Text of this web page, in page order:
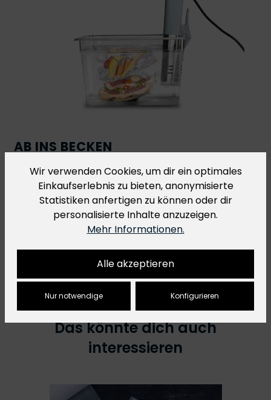
AB INS BECKEN
GEEIGNET FÜR SOUS-VIDE
R-Vac Vakuumbeutel eignen sich perfekt für die
Sous-Vide Küche. Bei Sous-Vide Gerichten, die bei
einer Temperatur von über 70 °C für mehr als 2
Stunden gegart werden, empfehlen wir dir
Das könnte dich auch
interessieren
Wir verwenden Cookies, um dir ein optimales
Einkaufserlebnis zu bieten, anonymisierte
Statistiken anfertigen zu können oder dir
personalisierte Inhalte anzuzeigen.
Mehr Informationen.
Alle akzeptieren
Nur notwendige Konfigurieren